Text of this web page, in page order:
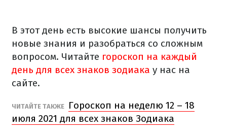
В этот день есть высокие шансы получить
новые знания и разобраться со сложным
вопросом. Читайте гороскоп на каждый
день для всех знаков зодиака у нас на
сайте.
ЧИТАЙТЕ ТАКЖЕ
Гороскоп на неделю 12 – 18
июля 2021 для всех знаков Зодиака